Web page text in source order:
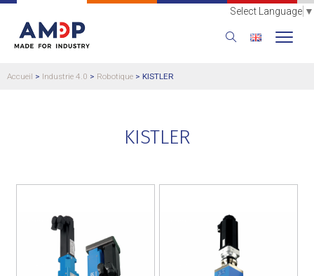
Select Language ▼
Accueil > Industrie 4.0 > Robotique > KISTLER
KISTLER